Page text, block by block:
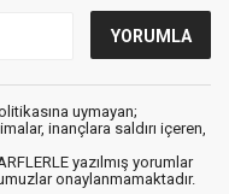
uymayan;
inançlara saldırı içeren,
yazılmış yorumlar
onaylanmamaktadır.